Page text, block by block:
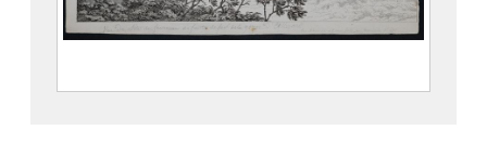
Vue du site du fourneau de fonte de fer